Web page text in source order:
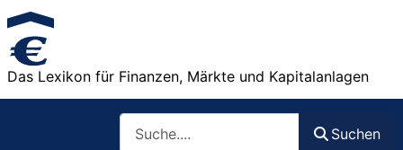
Das Lexikon für Finanzen, Märkte und Kapitalanlagen
Suchen